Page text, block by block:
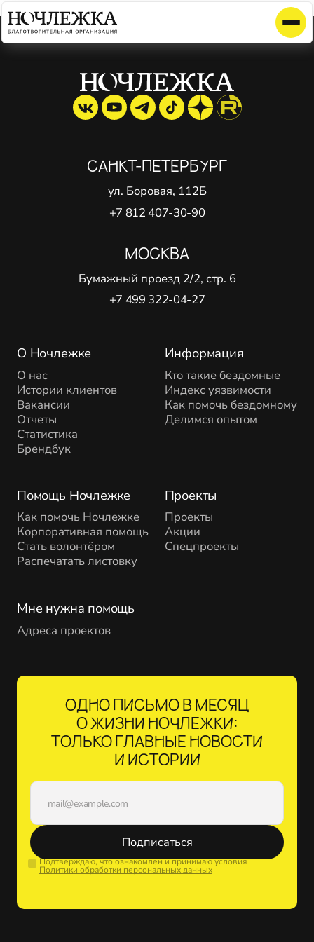
Элемент не найден!
О Ночлежке
О нас
Истории клиентов
Вакансии
Отчеты
Статистика
Брендбук
Помощь Ночлежке
Как помочь Ночлежке
Корпоративная помощь
Стать волонтёром
Распечатать листовку
Проекты
Проекты
Акции
Спецпроекты
Информация
Кто такие бездомные
Индекс уязвимости
Как помочь бездомному
Делимся опытом
Мне нужна помощь
Адреса проектов
САНКТ-ПЕТЕРБУРГ
ул. Боровая, 112Б
+7 812 407-30-90
МОСКВА
Бумажный проезд 2/2, стр. 6
+7 499 322-04-27
ОДНО ПИСЬМО В МЕСЯЦ
О ЖИЗНИ НОЧЛЕЖКИ:
ТОЛЬКО ГЛАВНЫЕ НОВОСТИ
И ИСТОРИИ
Подписаться
Подтверждаю, что ознакомлен и принимаю условия
Политики обработки персональных данных